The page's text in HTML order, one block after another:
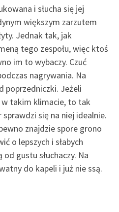
i słucha się jej
większym zarzutem
Jednak tak, jak
tego zespołu, więc ktoś
im to wybaczy. Czuć
nagrywania. Na
poprzedniczki. Jeżeli
w takim klimacie, to tak
się na niej idealnie.
znajdzie spore grono
o lepszych i słabych
gustu słuchaczy. Na
do kapeli i już nie ssą.